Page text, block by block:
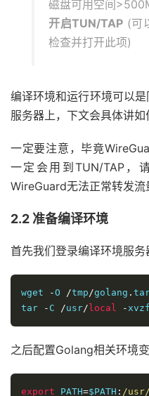
磁盘可用空间
开启TUN/TAP (可
检查并打开此项)
编译环境和运行环境可以
服务器上，下文会具体讲如
一定要注意，毕竟
一定会用到TUN/TAP，
WireGuard无法正常转发流
2.2 准备编译环境
首先我们登录编译环境服务
wget
-O /tmp/golang .
tar
- C /usr/ local -
之后配置Golang相关环境变
export PATH=$PATH : /usr/